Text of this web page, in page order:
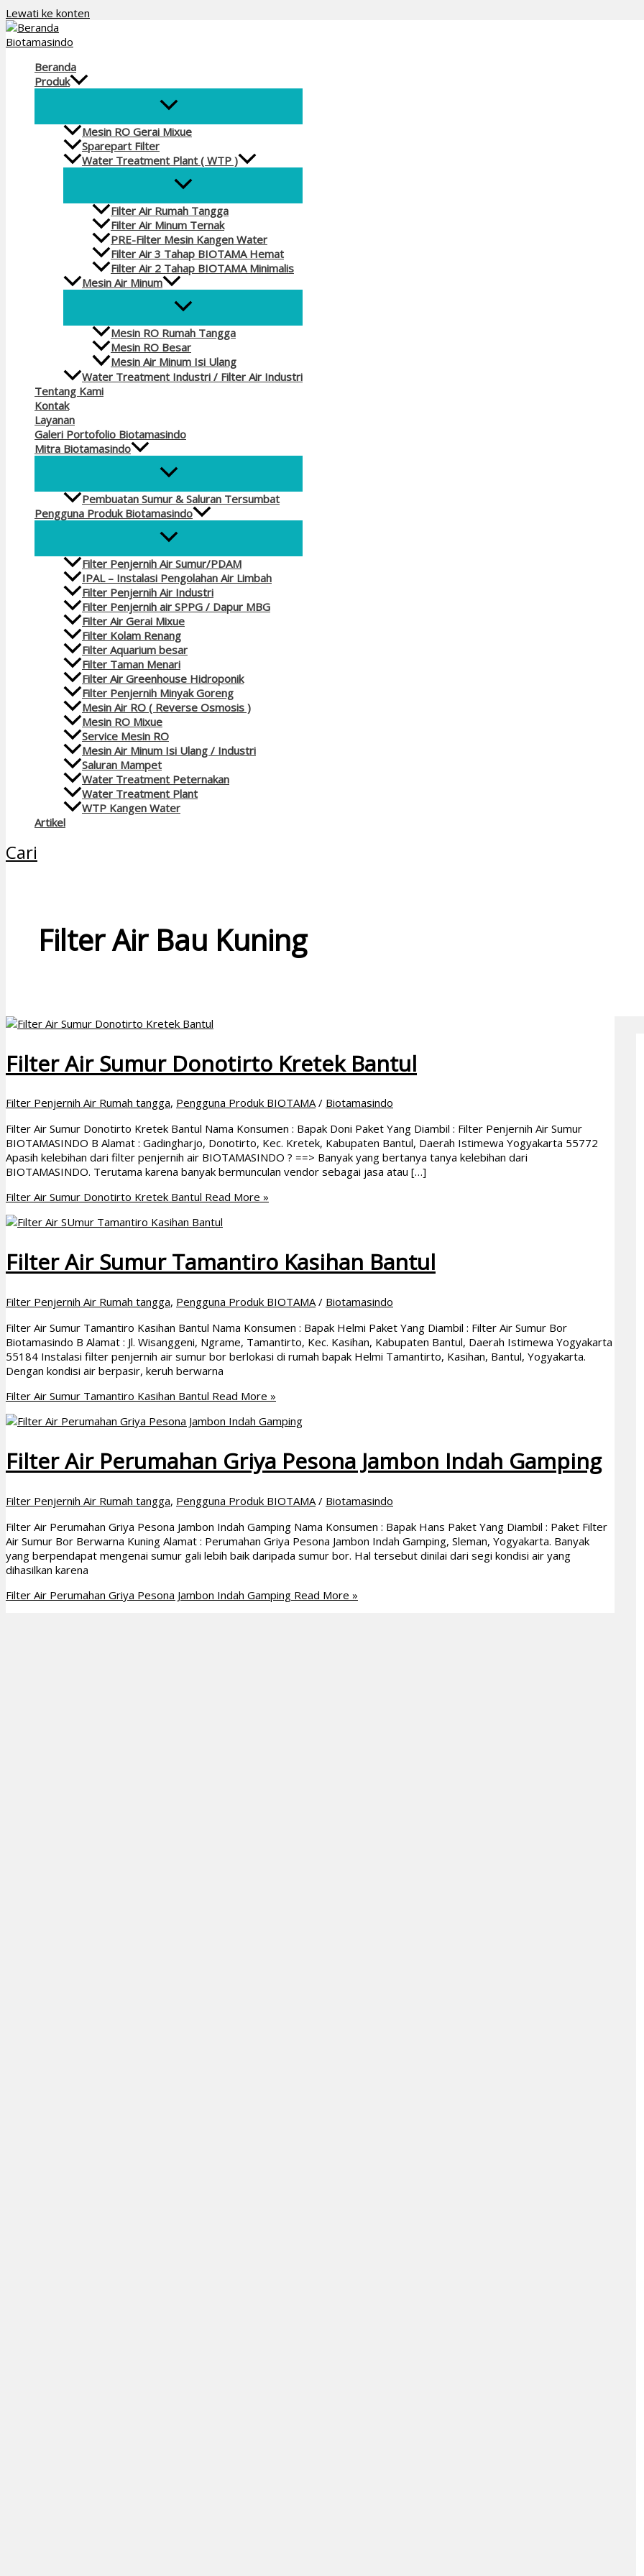
Lewati ke konten
Beranda
Produk
Mesin RO Gerai Mixue
Sparepart Filter
Water Treatment Plant ( WTP )
Filter Air Rumah Tangga
Filter Air Minum Ternak
PRE-Filter Mesin Kangen Water
Filter Air 3 Tahap BIOTAMA Hemat
Filter Air 2 Tahap BIOTAMA Minimalis
Mesin Air Minum
Mesin RO Rumah Tangga
Mesin RO Besar
Mesin Air Minum Isi Ulang
Water Treatment Industri / Filter Air Industri
Tentang Kami
Kontak
Layanan
Galeri Portofolio Biotamasindo
Mitra Biotamasindo
Pembuatan Sumur & Saluran Tersumbat
Pengguna Produk Biotamasindo
Filter Penjernih Air Sumur/PDAM
IPAL – Instalasi Pengolahan Air Limbah
Filter Penjernih Air Industri
Filter Penjernih air SPPG / Dapur MBG
Filter Air Gerai Mixue
Filter Kolam Renang
Filter Aquarium besar
Filter Taman Menari
Filter Air Greenhouse Hidroponik
Filter Penjernih Minyak Goreng
Mesin Air RO ( Reverse Osmosis )
Mesin RO Mixue
Service Mesin RO
Mesin Air Minum Isi Ulang / Industri
Saluran Mampet
Water Treatment Peternakan
Water Treatment Plant
WTP Kangen Water
Artikel
Cari
Filter Air Bau Kuning
Filter Air Sumur Donotirto Kretek Bantul
Filter Penjernih Air Rumah tangga, Pengguna Produk BIOTAMA/ Biotamasindo
Filter Air Sumur Donotirto Kretek Bantul Nama Konsumen : Bapak Doni Paket Yang Diambil : Filter Penjernih Air Sumur
BIOTAMASINDO B Alamat : Gadingharjo, Donotirto, Kec. Kretek, Kabupaten Bantul, Daerah Istimewa Yogyakarta 55772
Apasih kelebihan dari filter penjernih air BIOTAMASINDO ? ==> Banyak yang bertanya tanya kelebihan dari
BIOTAMASINDO. Terutama karena banyak bermunculan vendor sebagai jasa atau […]
Filter Air Sumur Donotirto Kretek Bantul Read More »
Filter Air Sumur Tamantiro Kasihan Bantul
Filter Penjernih Air Rumah tangga, Pengguna Produk BIOTAMA/ Biotamasindo
Filter Air Sumur Tamantiro Kasihan Bantul Nama Konsumen : Bapak Helmi Paket Yang Diambil : Filter Air Sumur Bor
Biotamasindo B Alamat : Jl. Wisanggeni, Ngrame, Tamantirto, Kec. Kasihan, Kabupaten Bantul, Daerah Istimewa Yogyakarta
55184 Instalasi filter penjernih air sumur bor berlokasi di rumah bapak Helmi Tamantirto, Kasihan, Bantul, Yogyakarta.
Dengan kondisi air berpasir, keruh berwarna
Filter Air Sumur Tamantiro Kasihan Bantul Read More »
Filter Air Perumahan Griya Pesona Jambon Indah Gamping
Filter Penjernih Air Rumah tangga, Pengguna Produk BIOTAMA / Biotamasindo
Filter Air Perumahan Griya Pesona Jambon Indah Gamping Nama Konsumen : Bapak Hans Paket Yang Diambil : Paket Filter
Air Sumur Bor Berwarna Kuning Alamat : Perumahan Griya Pesona Jambon Indah Gamping, Sleman, Yogyakarta. Banyak
yang berpendapat mengenai sumur gali lebih baik daripada sumur bor. Hal tersebut dinilai dari segi kondisi air yang
dihasilkan karena
Filter Air Perumahan Griya Pesona Jambon Indah Gamping Read More »